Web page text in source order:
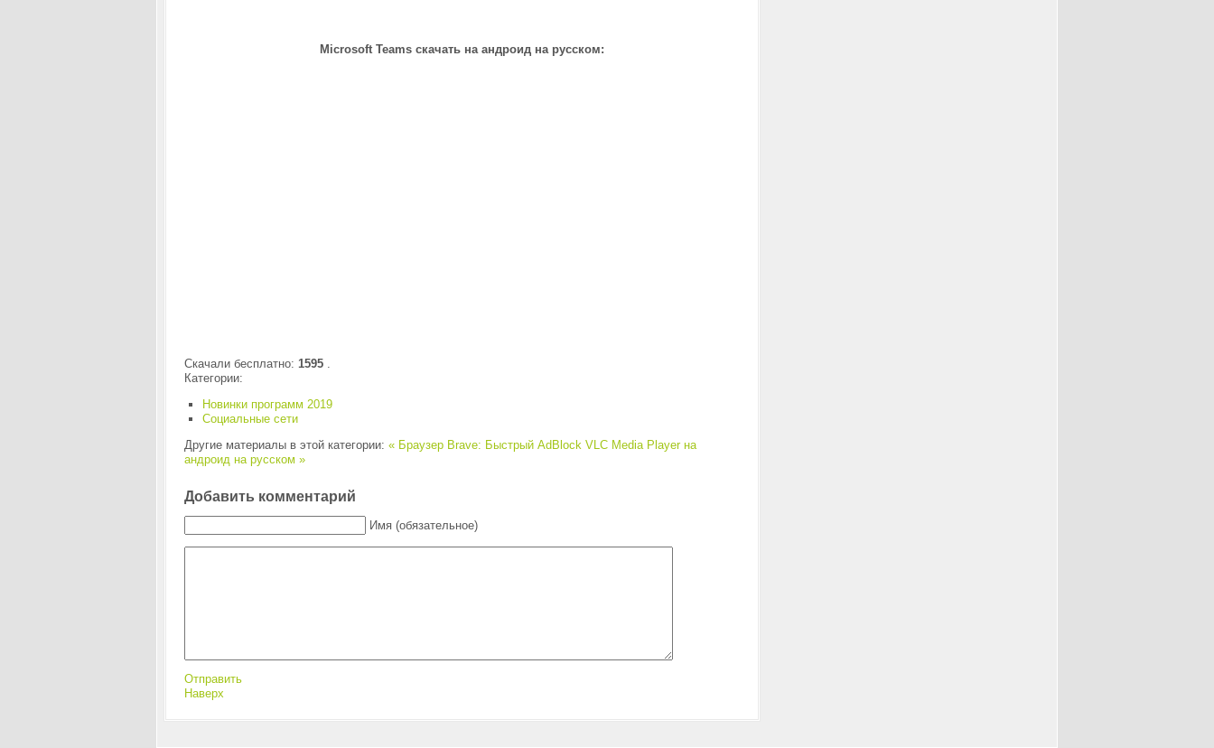
Microsoft Teams скачать на андроид на русском:
Скачали бесплатно: 1595.
Категории:
Новинки программ 2019
Социальные сети
Другие материалы в этой категории: « Браузер Brave: Быстрый AdBlock VLC Media Player на
андроид на русском »
Добавить комментарий
Имя (обязательное)
Отправить
Наверх